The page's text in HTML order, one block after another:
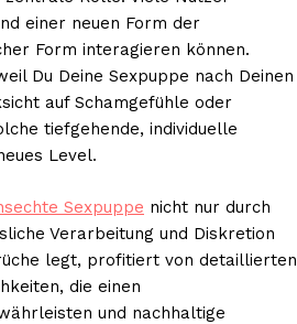
einer neuen Form der
Form interagieren können.
Du Deine Sexpuppe nach Deinen
auf Schamgefühle oder
tiefgehende, individuelle
Level.
Sexpuppe nicht nur durch
Verarbeitung und Diskretion
legt, profitiert von detaillierten
die einen
und nachhaltige